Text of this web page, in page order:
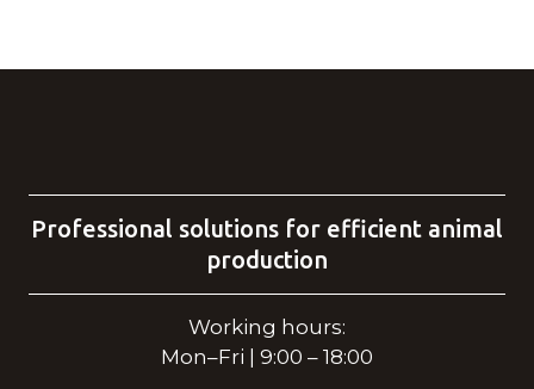
Professional solutions for efficient animal
production
Working hours:
Mon–Fri | 9:00 – 18:00